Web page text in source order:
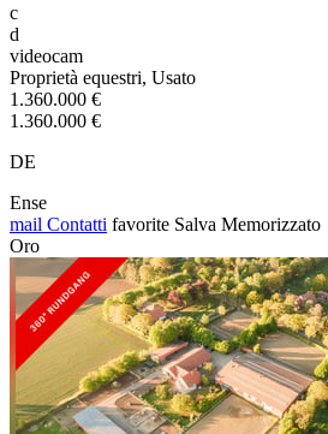
c
d
videocam
Proprietà equestri, Usato
1.360.000 €
1.360.000 €
DE
Ense
mail Contatti favorite Salva Memorizzato
Oro